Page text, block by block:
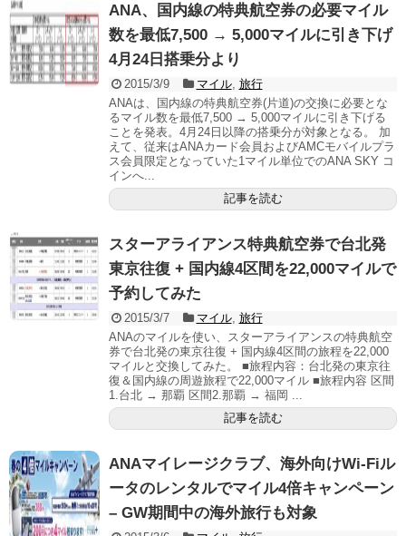
ANA、国内線の特典航空券の必要マイル
数を最低7,500 → 5,000マイルに引き下げ
4月24日搭乗分より
2015/3/9 マイル, 旅行
ANAは、国内線の特典航空券(片道)の交換に必要とな
るマイル数を最低7,500 → 5,000マイルに引き下げる
ことを発表。4月24日以降の搭乗分が対象となる。 加
えて、従来はANAカード会員およびAMCモバイルプラ
ス会員限定となっていた1マイル単位でのANA SKY コ
インへ...
記事を読む
スターアライアンス特典航空券で台北発
東京往復 + 国内線4区間を22,000マイルで
予約してみた
2015/3/7 マイル, 旅行
ANAのマイルを使い、スターアライアンスの特典航空
券で台北発の東京往復 + 国内線4区間の旅程を22,000
マイルと交換してみた。 ■旅程内容：台北発の東京往
復＆国内線の周遊旅程で22,000マイル ■旅程内容 区間
1.台北 → 那覇 区間2.那覇 → 福岡 ...
記事を読む
ANAマイレージクラブ、海外向けWi-Fiル
ータのレンタルでマイル4倍キャンペーン
– GW期間中の海外旅行も対象